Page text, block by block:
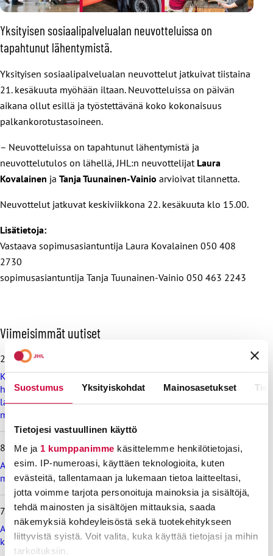
Suostumus Yksityiskohdat Mainosasetukset
Tietojesi vastuullinen käyttö
Me ja 1 kumppanimme käsittelemme henkilötietojasi,
esim. IP-numeroasi, käyttäen teknologioita, kuten
evästeitä, tallentamaan ja lukemaan tietoa laitteeltasi,
jotta voimme tarjota personoituja mainoksia ja sisältöjä,
tehdä mainosten ja sisältöjen mittauksia, saada
näkemyksiä kohdeyleisöstä sekä tuotekehitykseen
liittyvistä syistä. Voit valita, kuka käyttää tietojasi ja mihin
tarkoituksiin.
Yksityisen sosiaalipalvelualan neuvotteluissa on
tapahtunut lähentymistä.
Yksityisen sosiaalipalvelualan neuvottelut jatkuivat tiistaina
21. kesäkuuta myöhään iltaan. Neuvotteluissa on päivän
aikana ollut esillä ja työstettävänä koko kokonaisuus
palkankorotustasoineen.
– Neuvotteluissa on tapahtunut lähentymistä ja
neuvottelutulos on lähellä, JHL:n neuvottelijat Laura
Kovalainen ja Tanja Tuunainen-Vainio arvioivat tilannetta.
Neuvottelut jatkuvat keskiviikkona 22. kesäkuuta klo 15.00.
Lisätietoja:
Vastaava sopimusasiantuntija Laura Kovalainen 050 408
2730
sopimusasiantuntija Tanja Tuunainen-Vainio 050 463 2243
O
h
i
t
a
v
i
i
i
s
i
ä
t
u
u
Viimeisimmät uutiset
28.7.2026
Koulutus ja kasvatus pitää järjestää lasten ja nuorten
hyvinvoinnin ehdoilla – Ammattiliitto JHL on antanut
lausunnon koulujen ja oppilaitosten loma-aikoja koskevasta
muistioluonnoksesta
8.7.2026
Ammattiliitto JHL vastustaa valtiokonttoria koskevan lain
muutosta
7.7.2026
Ammattiliitto JHL vastustaa maksullisia avoimia
korkeakoulututkintoja